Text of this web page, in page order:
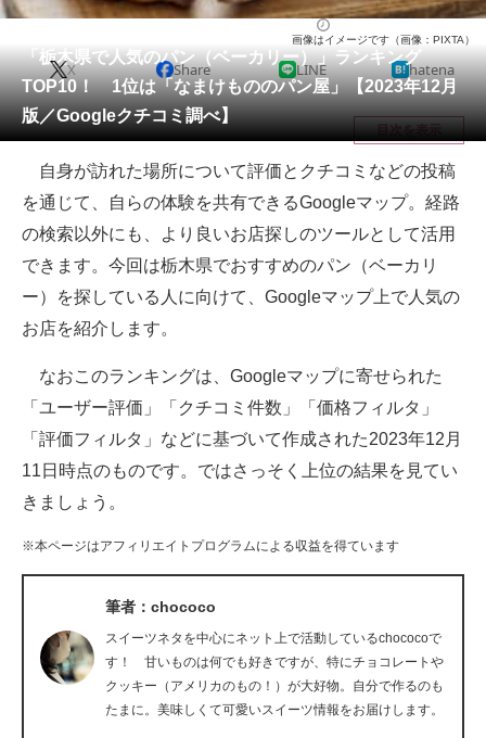
動物 リサーチ
会員記事
メディア
注目記事を集めた総合ページ
ITの今と未来を見通す
スマホと通信の最新トレンド
進化するPCとデバイスの未来
好きが集まる 比べて選べる
ビジネスと働き方のヒント
企業ITのトレンドを詳説
ITエンジニア向け専門サイト
企業向けIT製品の総合サイト
IT製品の技術・比較・事例
「栃木県で人気のパン（ベーカリー）」ランキング
TOP10！ 1位は「なまけもののパン屋」【2023年12月
版／Googleクチコミ調べ】
画像はイメージです（画像：PIXTA）
X Share LINE hatena
目次を表示
自身が訪れた場所について評価とクチコミなどの投稿
を通じて、自らの体験を共有できるGoogleマップ。経路
の検索以外にも、より良いお店探しのツールとして活用
できます。今回は栃木県でおすすめのパン（ベーカリ
ー）を探している人に向けて、Googleマップ上で人気の
お店を紹介します。
なおこのランキングは、Googleマップに寄せられた
「ユーザー評価」「クチコミ件数」「価格フィルタ」
「評価フィルタ」などに基づいて作成された2023年12月
11日時点のものです。ではさっそく上位の結果を見てい
きましょう。
※本ページはアフィリエイトプログラムによる収益を得ています
筆者：chococo
スイーツネタを中心にネット上で活動しているchococoで
す！ 甘いものは何でも好きですが、特にチョコレートや
クッキー（アメリカのもの！）が大好物。自分で作るのも
たまに。美味しくて可愛いスイーツ情報をお届けします。